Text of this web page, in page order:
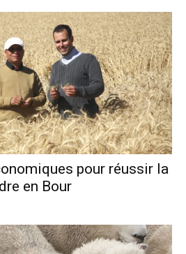
pour réussir la
en Bour